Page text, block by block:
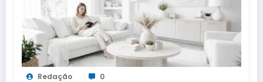
Redação 0